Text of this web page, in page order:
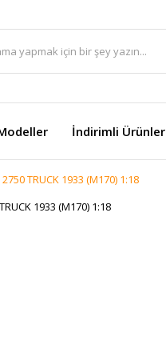
İndirimli Ürünler
TRUCK 1933 (M170) 1:18